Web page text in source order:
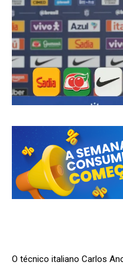
O técnico italiano Carlos